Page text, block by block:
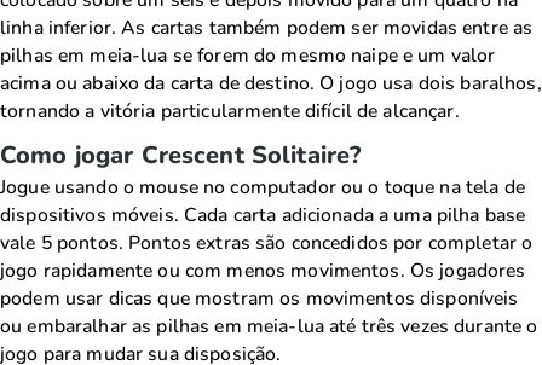
linha inferior. As cartas também podem ser movidas entre as
pilhas em meia-lua se forem do mesmo naipe e um valor
acima ou abaixo da carta de destino. O jogo usa dois baralhos,
tornando a vitória particularmente difícil de alcançar.
Como jogar Crescent Solitaire?
Jogue usando o mouse no computador ou o toque na tela de
dispositivos móveis. Cada carta adicionada a uma pilha base
vale 5 pontos. Pontos extras são concedidos por completar o
jogo rapidamente ou com menos movimentos. Os jogadores
podem usar dicas que mostram os movimentos disponíveis
ou embaralhar as pilhas em meia-lua até três vezes durante o
jogo para mudar sua disposição.